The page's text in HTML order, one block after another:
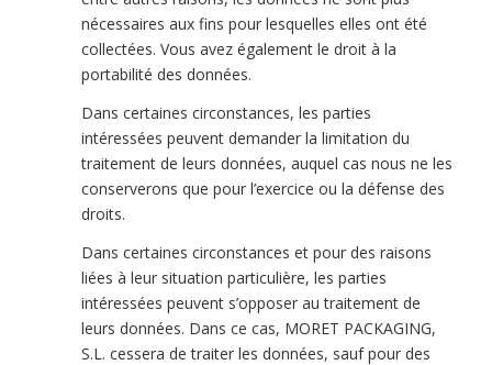
nécessaires aux fins pour lesquelles elles ont été
collectées. Vous avez également le droit à la
portabilité des données.
Dans certaines circonstances, les parties
intéressées peuvent demander la limitation du
traitement de leurs données, auquel cas nous ne les
conserverons que pour l’exercice ou la défense des
droits.
Dans certaines circonstances et pour des raisons
liées à leur situation particulière, les parties
intéressées peuvent s’opposer au traitement de
leurs données. Dans ce cas, MORET PACKAGING,
S.L. cessera de traiter les données, sauf pour des